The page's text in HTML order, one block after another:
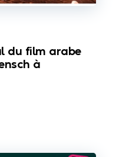
du film arabe
à